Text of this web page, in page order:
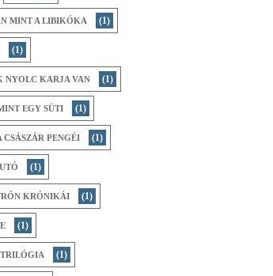
MINT A LIBIKÓKA (1)
(1)
NYOLC KARJA VAN (1)
EGY SÜTI (1)
CSÁSZÁR PENGÉI (1)
(1)
KRÓNIKÁI (1)
(1)
(1)